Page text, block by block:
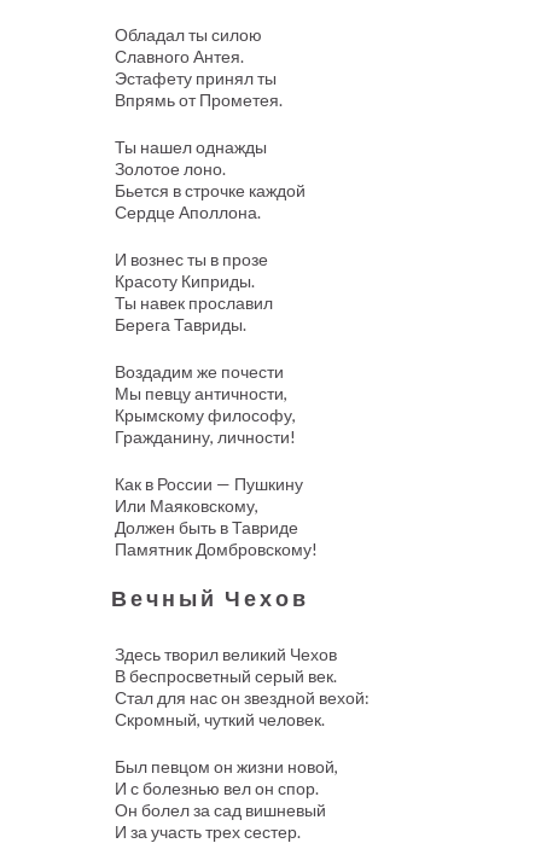
Обладал ты силою
Славного Антея.
Эстафету принял ты
Впрямь от Прометея.
Ты нашел однажды
Золотое лоно.
Бьется в строчке каждой
Сердце Аполлона.
И вознес ты в прозе
Красоту Киприды.
Ты навек прославил
Берега Тавриды.
Воздадим же почести
Мы певцу античности,
Крымскому философу,
Гражданину, личности!
Как в России — Пушкину
Или Маяковскому,
Должен быть в Тавриде
Памятник Домбровскому!
Вечный Чехов
Здесь творил великий Чехов
В беспросветный серый век.
Стал для нас он звездной вехой:
Скромный, чуткий человек.
Был певцом он жизни новой,
И с болезнью вел он спор.
Он болел за сад вишневый
И за участь трех сестер.